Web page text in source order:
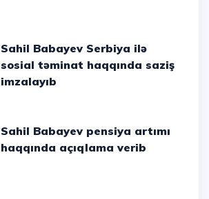
Sahil Babayev Serbiya ilə
sosial təminat haqqında saziş
imzalayıb
Sahil Babayev pensiya artımı
haqqında açıqlama verib